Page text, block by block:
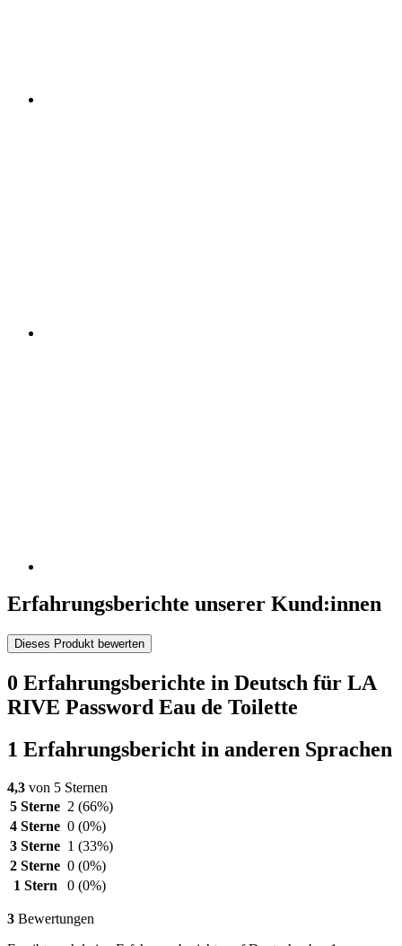
Erfahrungsberichte unserer Kund:innen
Dieses Produkt bewerten
0 Erfahrungsberichte in Deutsch für LA
RIVE Password Eau de Toilette
1 Erfahrungsbericht in anderen Sprachen
4,3 von 5 Sternen
5 Sterne 2 (66%)
4 Sterne 0 (0%)
3 Sterne 1 (33%)
2 Sterne 0 (0%)
1 Stern
0 (0%)
3 Bewertungen